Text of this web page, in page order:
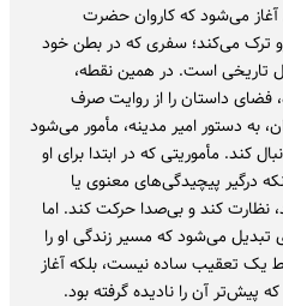
می‌شود که کاروان حضرت
ترک می‌کند؛ سفری که در بطن خود
تاریخی است. در همین نقطه،
داستان را از روایت صرف
به دستور امیر مدینه، مأمور می‌شود
کند. مأموریتی که در ابتدا برای او
درگیر پیچیدگی‌های معنوی یا
نظارت کند و بی‌صدا حرکت کند. اما
تبدیل می‌شود که مسیر زندگی او را
یک تعقیب ساده نیست، بلکه آغاز
پیش‌تر آن را نادیده گرفته بود.